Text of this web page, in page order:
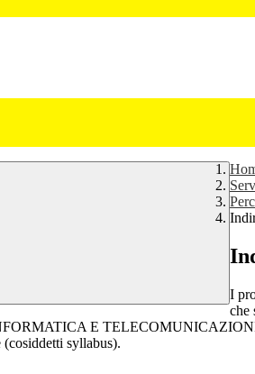
I
che
E TELECOMUNICAZIONI
syllabus).